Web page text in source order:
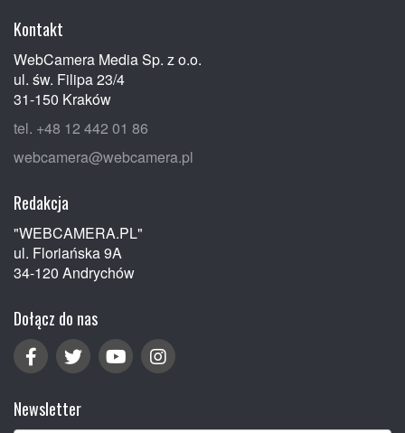
Kontakt
WebCamera Media Sp. z o.o.
ul. św. Filipa 23/4
31-150 Kraków
tel. +48 12 442 01 86
webcamera@webcamera.pl
Redakcja
"WEBCAMERA.PL"
ul. Floriańska 9A
34-120 Andrychów
Dołącz do nas
Newsletter